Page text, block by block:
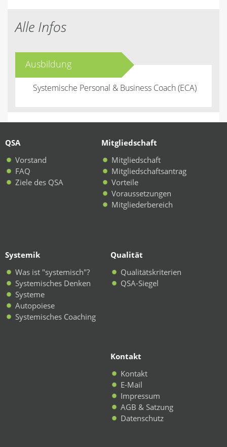
Alle Infos
Ausbildung
Systemische Personal & Business Coach (ECA)
QSA
Vorstand
FAQ
Ziele des QSA
Mitgliedschaft
Mitgliedschaft
Mitgliedschaftsantrag
Vorteile
Voraussetzungen
Mitgliederbereich
Systemik
Was ist "systemisch"?
Systemisches Denken
Systeme
Autopoiese
Systemisches Coaching
Qualität
Qualitätskriterien
QSA-Siegel
Kontakt
Kontakt
E-Mail
Impressum
AGB & Satzung
Datenschutz